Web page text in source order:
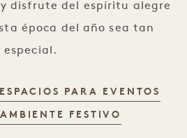
disfrute del espíritu alegre
época del año sea tan
especial.
PARA EVENTOS
FESTIVO